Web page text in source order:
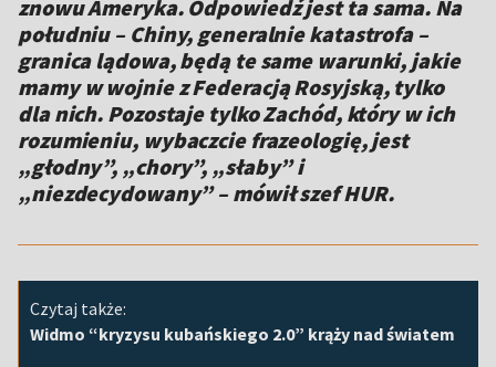
znowu Ameryka. Odpowiedź jest ta sama. Na
południu – Chiny, generalnie katastrofa –
granica lądowa, będą te same warunki, jakie
mamy w wojnie z Federacją Rosyjską, tylko
dla nich. Pozostaje tylko Zachód, który w ich
rozumieniu, wybaczcie frazeologię, jest
„głodny”, „chory”, „słaby” i
„niezdecydowany” – mówił szef HUR.
Czytaj także:
Widmo “kryzysu kubańskiego 2.0” krąży nad światem